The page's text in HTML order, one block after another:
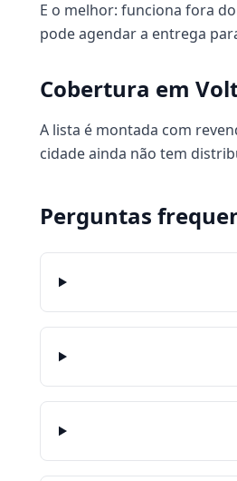
E o melhor: funciona fora
pode agendar a entrega
Cobertura em
A lista é montada com
cidade ainda não tem
Perguntas